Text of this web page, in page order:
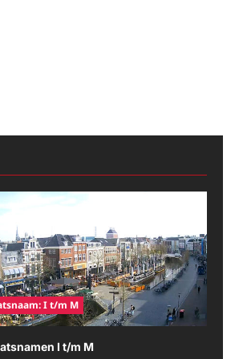
I t/m M
I t/m M